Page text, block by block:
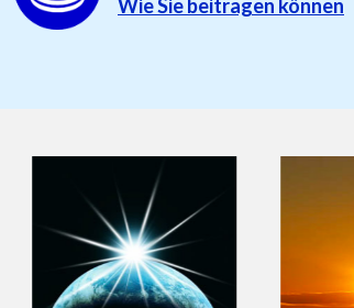
Wie Sie beitragen können